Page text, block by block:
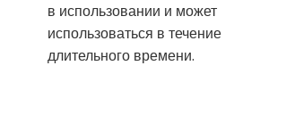
в использовании и может
использоваться в течение
длительного времени.